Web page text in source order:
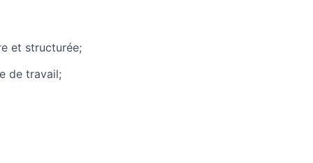
et structurée;
de travail;